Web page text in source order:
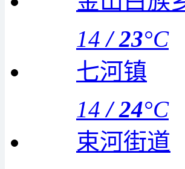
14 /23°C
七河镇
14 /24°C
束河街道